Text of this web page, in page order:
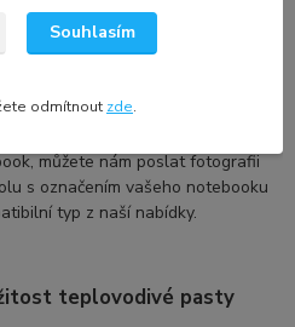
náhradního dílu
označení, což se nemusí
se pro více druhů ventilátorů s
můžete nám poslat fotografii
s označením vašeho notebooku
typ z naší nabídky.
teplovodivé pasty
Souhlasím
odmítnout zde.